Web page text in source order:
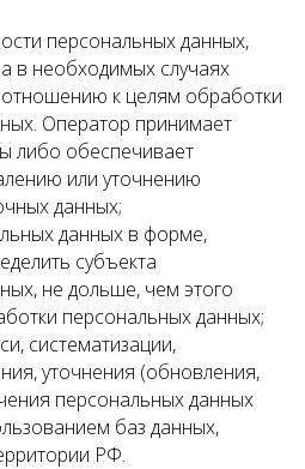
персональных данных,
в необходимых случаях
отношению к целям обработки
Оператор принимает
либо обеспечивает
или уточнению
данных;
данных в форме,
субъекта
не дольше, чем этого
персональных данных;
систематизации,
уточнения (обновления,
персональных данных
баз данных,
РФ.